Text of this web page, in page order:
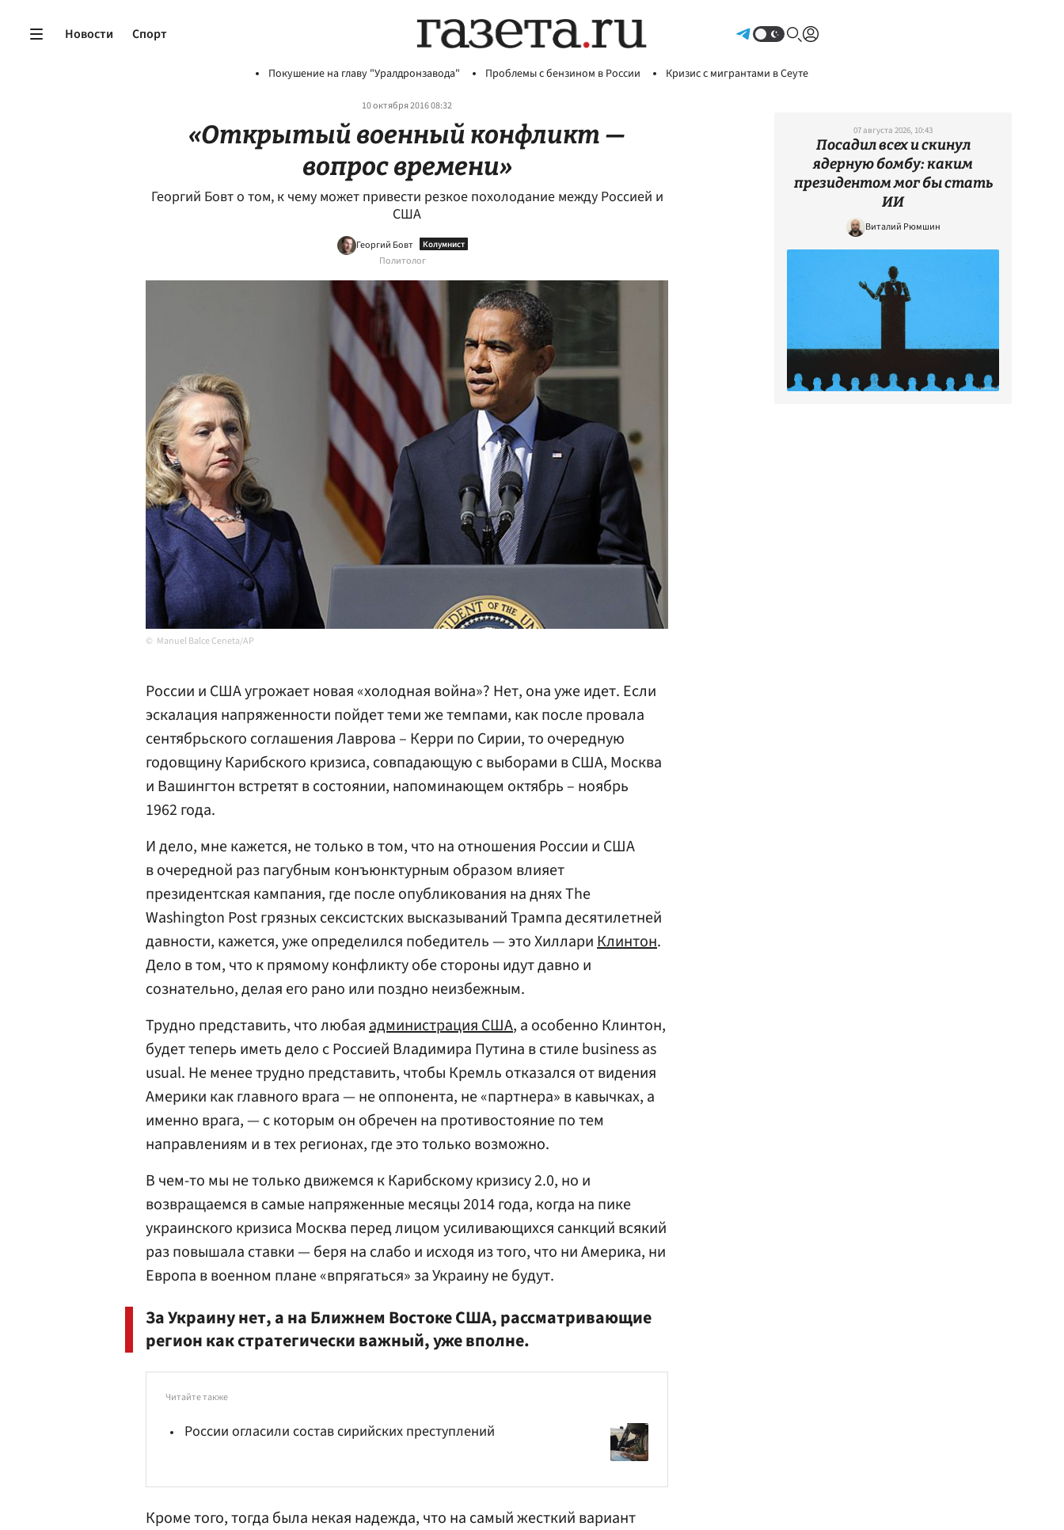
Новости Спорт
Покушение на главу "Уралдронзавода" Проблемы с бензином в России Кризис с мигрантами в Сеуте
10 октября 2016 08:32
«Открытый военный конфликт —
вопрос времени»
Георгий Бовт о том, к чему может привести резкое похолодание между Россией и
США
Георгий Бовт
Политолог
Manuel Balce Ceneta/AP
России и США угрожает новая «холодная война»? Нет, она уже идет. Если
эскалация напряженности пойдет теми же темпами, как после провала
сентябрьского соглашения Лаврова – Керри по Сирии, то очередную
годовщину Карибского кризиса, совпадающую с выборами в США, Москва
и Вашингтон встретят в состоянии, напоминающем октябрь – ноябрь
1962 года.
И дело, мне кажется, не только в том, что на отношения России и США
в очередной раз пагубным конъюнктурным образом влияет
президентская кампания, где после опубликования на днях The
Washington Post грязных сексистских высказываний Трампа десятилетней
давности, кажется, уже определился победитель — это ХиллариКлинтон.
Дело в том, что к прямому конфликту обе стороны идут давно и
сознательно, делая его рано или поздно неизбежным.
Трудно представить, что любаяадминистрация США, а особенно Клинтон,
будет теперь иметь дело с Россией Владимира Путина в стиле business as
usual. Не менее трудно представить, чтобы Кремль отказался от видения
Америки как главного врага — не оппонента, не «партнера» в кавычках, а
именно врага, — с которым он обречен на противостояние по тем
направлениям и в тех регионах, где это только возможно.
В чем-то мы не только движемся к Карибскому кризису 2.0, но и
возвращаемся в самые напряженные месяцы 2014 года, когда на пике
украинского кризиса Москва перед лицом усиливающихся санкций всякий
раз повышала ставки — беря на слабо и исходя из того, что ни Америка, ни
Европа в военном плане «впрягаться» за Украину не будут.
За Украину нет, а на Ближнем Востоке США, рассматривающие
регион как стратегически важный, уже вполне.
Читайте также
России огласили состав сирийских преступлений
Кроме того, тогда была некая надежда, что на самый жесткий вариант
07 августа 2026, 10:43
Посадил всех и скинул
ядерную бомбу: каким
президентом мог бы стать
ИИ
Виталий Рюмшин